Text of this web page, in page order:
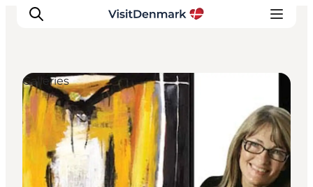
Ispirazioni
Dove andare
Cosa fare
Dove dormire
Galleries